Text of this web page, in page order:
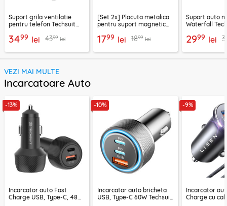
Suport grila ventilatie
pentru telefon Techsuit
3499 lei 4399 lei
[Set 2x] Placuta metalica
pentru suport magnetic
negru
1799 lei 1899 lei
Suport auto
Waterfall
2999 lei
VEZI MAI MULTE
Incarcatoare Auto
-13%
Incarcator auto Fast
Charge USB, Type-C, 48W
-10%
Incarcator auto bricheta
USB, Type-C 60W Techsuit
-9%
Incarcator
Charge cu